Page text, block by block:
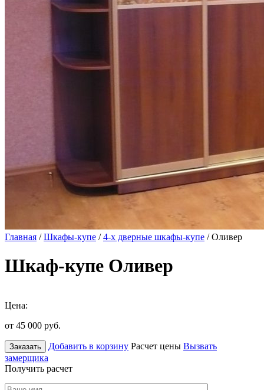
Главная /Шкафы-купе /4-х дверные шкафы-купе / Оливер
Шкаф-купе Оливер
Цена:
от 45 000 руб.
Заказать Добавить в корзину Расчет цены Вызвать
замерщика
Получить расчет